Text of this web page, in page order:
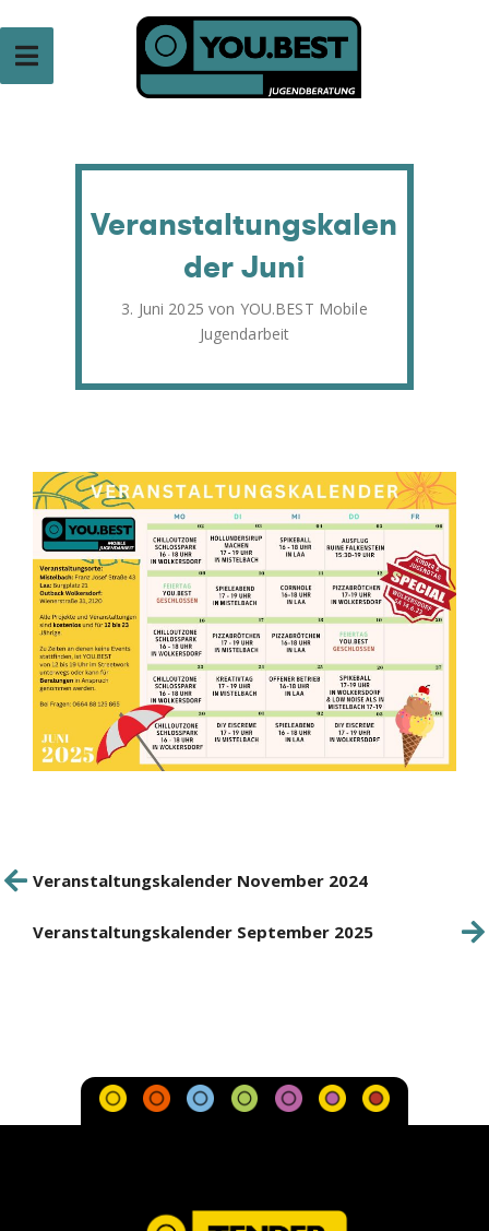
springen
Veranstaltungskalen
der Juni
Veröffentlicht
3. Juni 2025 von YOU.BEST Mobile
Jugendarbeit
Beitrags-
Navigation
Veranstaltungskalender November 2024
Veranstaltungskalender September 2025